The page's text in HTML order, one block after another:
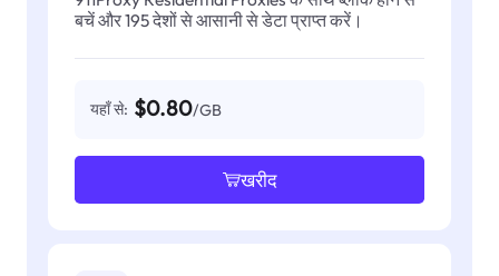
बचें और 195 देशों से आसानी से डेटा प्राप्त करें।
यहाँ से: $0.80/GB
खरीद